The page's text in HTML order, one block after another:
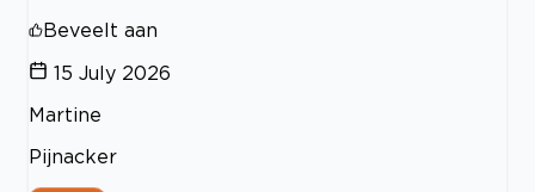
Beveelt aan
15 July 2026
Martine
Pijnacker